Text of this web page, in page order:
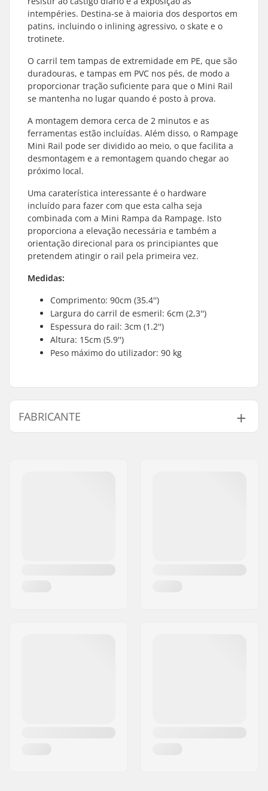
intempéries. Destina-se à maioria dos desportos em
patins, incluindo o inlining agressivo, o skate e o
trotinete.
O carril tem tampas de extremidade em PE, que são
duradouras, e tampas em PVC nos pés, de modo a
proporcionar tração suficiente para que o Mini Rail
se mantenha no lugar quando é posto à prova.
A montagem demora cerca de 2 minutos e as
ferramentas estão incluídas. Além disso, o Rampage
Mini Rail pode ser dividido ao meio, o que facilita a
desmontagem e a remontagem quando chegar ao
próximo local.
Uma caraterística interessante é o hardware
incluído para fazer com que esta calha seja
combinada com a Mini Rampa da Rampage. Isto
proporciona a elevação necessária e também a
orientação direcional para os principiantes que
pretendem atingir o rail pela primeira vez.
Medidas:
Comprimento: 90cm (35.4'')
Largura do carril de esmeril: 6cm (2,3'')
Espessura do rail: 3cm (1.2'')
Altura: 15cm (5.9'')
Peso máximo do utilizador: 90 kg
FABRICANTE